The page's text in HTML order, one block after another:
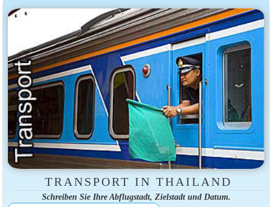
TRANSPORT IN THAILAND
Schreiben Sie Ihre Abflugstadt, Zielstadt und Datum.